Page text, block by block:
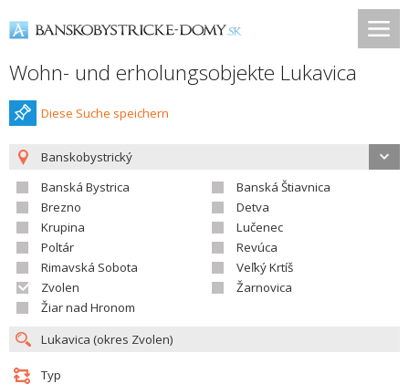
Wohn- und erholungsobjekte Lukavica
Diese Suche speichern
Banskobystrický
Banská Bystrica
Banská Štiavnica
Brezno
Detva
Krupina
Lučenec
Poltár
Revúca
Rimavská Sobota
Veľký Krtíš
Zvolen
Žarnovica
Žiar nad Hronom
Typ